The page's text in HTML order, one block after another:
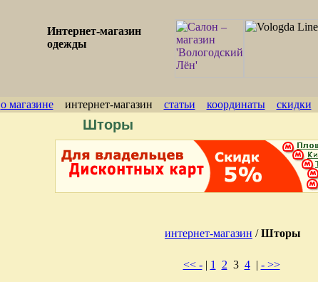
Интернет-магазин
одежды
о магазинеинтернет-магазин статьи координаты скидки
Шторы
интернет-магазин / Шторы
<< -| 1 2 3 4 | - >>